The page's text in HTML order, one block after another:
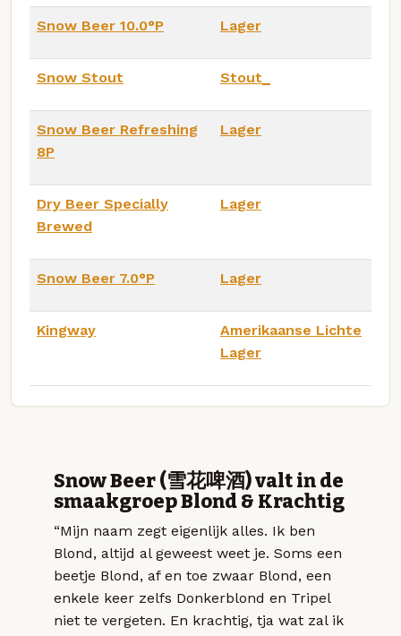
Snow Beer 10.0°P Lager
Snow Stout Stout_
Snow Beer Refreshing
8P
Lager
Dry Beer Specially
Brewed
Lager
Snow Beer 7.0°P Lager
Kingway
Amerikaanse Lichte
Lager
Snow Beer (雪花啤酒) valt in de
smaakgroep Blond & Krachtig
“Mijn naam zegt eigenlijk alles. Ik ben
Blond, altijd al geweest weet je. Soms een
beetje Blond, af en toe zwaar Blond, een
enkele keer zelfs Donkerblond en Tripel
niet te vergeten. En krachtig, tja wat zal ik